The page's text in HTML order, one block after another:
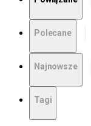
Polecane
Najnowsze
Tagi